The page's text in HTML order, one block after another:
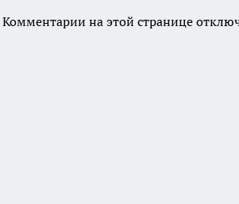
Комментарии на этой странице